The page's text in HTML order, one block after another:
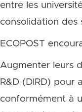
entre les
consolidation des
ECOPOST
Augmenter leurs
R&D (DIRD) pour
conformément à